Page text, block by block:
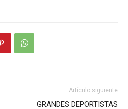
Artículo siguiente
GRANDES DEPORTISTAS